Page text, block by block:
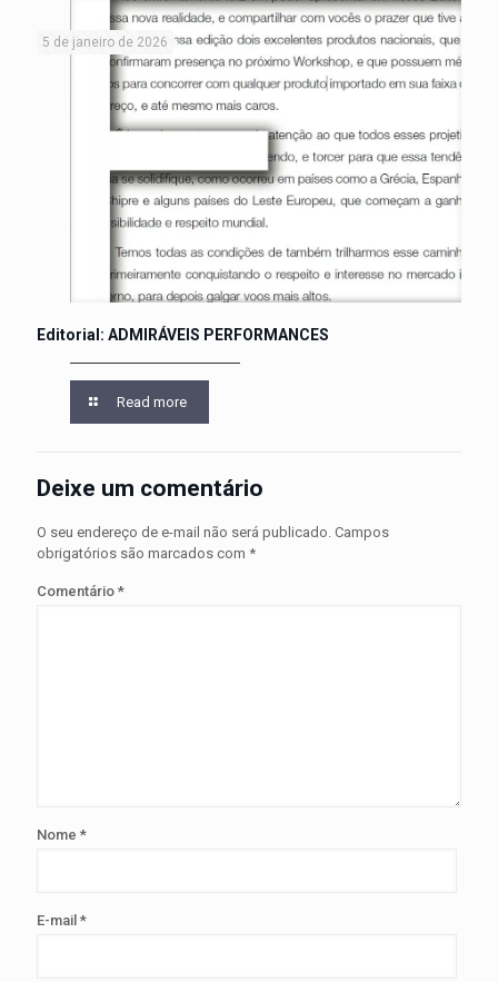
5 de janeiro de 2026
Editorial: ADMIRÁVEIS PERFORMANCES
Read more
Deixe um comentário
O seu endereço de e-mail não será publicado. Campos
obrigatórios são marcados com *
Comentário *
Nome *
E-mail *